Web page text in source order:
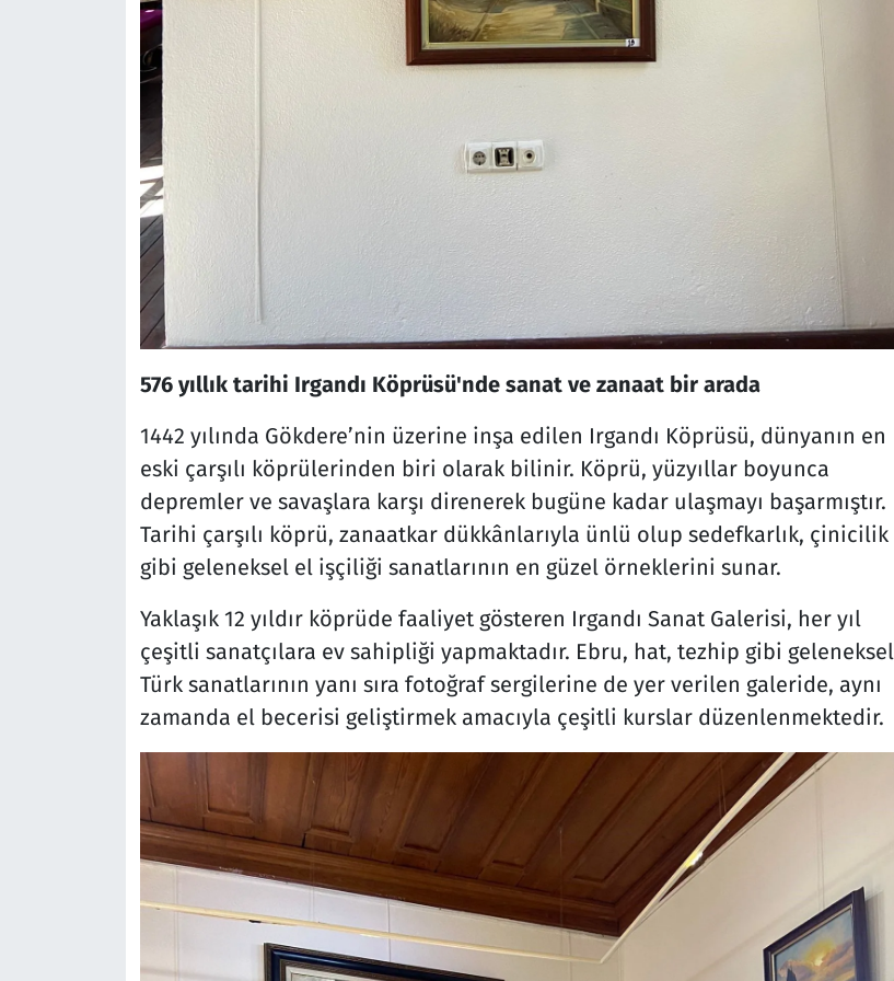
576 yıllık tarihi Irgandı Köprüsü'nde sanat ve zanaat bir arada
1442 yılında Gökdere’nin üzerine inşa edilen Irgandı Köprüsü, dünyanın en
eski çarşılı köprülerinden biri olarak bilinir. Köprü, yüzyıllar boyunca
depremler ve savaşlara karşı direnerek bugüne kadar ulaşmayı başarmıştır.
Tarihi çarşılı köprü, zanaatkar dükkânlarıyla ünlü olup sedefkarlık, çinicilik
gibi geleneksel el işçiliği sanatlarının en güzel örneklerini sunar.
Yaklaşık 12 yıldır köprüde faaliyet gösteren Irgandı Sanat Galerisi, her yıl
çeşitli sanatçılara ev sahipliği yapmaktadır. Ebru, hat, tezhip gibi geleneksel
Türk sanatlarının yanı sıra fotoğraf sergilerine de yer verilen galeride, aynı
zamanda el becerisi geliştirmek amacıyla çeşitli kurslar düzenlenmektedir.